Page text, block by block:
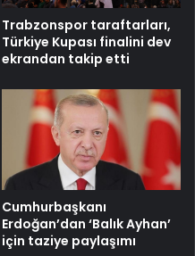
Trabzonspor taraftarları,
Türkiye Kupası finalini dev
ekrandan takip etti
Cumhurbaşkanı
Erdoğan’dan ‘Balık Ayhan’
için taziye paylaşımı